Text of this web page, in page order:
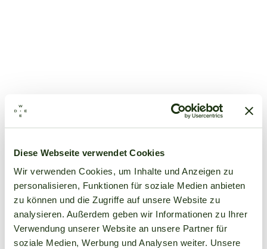
Diese Webseite verwendet Cookies
Wir verwenden Cookies, um Inhalte und Anzeigen zu
personalisieren, Funktionen für soziale Medien anbieten
zu können und die Zugriffe auf unsere Website zu
analysieren. Außerdem geben wir Informationen zu Ihrer
Verwendung unserer Website an unsere Partner für
soziale Medien, Werbung und Analysen weiter. Unsere